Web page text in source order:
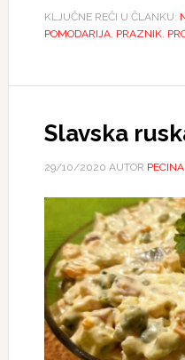
KLJUČNE REČI U ČLANKU:
POMODARIJA, PRAZNIK,
Slavska
29/10/2020 AUTOR